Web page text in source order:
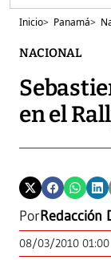
Inicio> Panamá>
NACIONAL
en el
PorRedacción
08/03/2010 01:00